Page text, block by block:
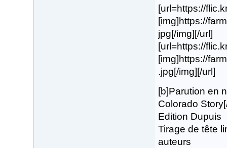
[url=https://
[img]https://
jpg[/img][/url]
[url=https://
[img]https://
.jpg[/img][/url]
[b]Parution en
Colorado
Edition Dupuis
Tirage de tête
auteurs